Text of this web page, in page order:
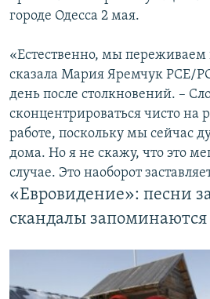
городе Одесса 2 мая.
«Естественно, мы
сказала Мария Яремчук РСЕ/
день после столкновений. –
сконцентрироваться чисто на
работе, поскольку мы сейчас
дома. Но я не скажу, что это
случае. Это наоборот
«Евровидение»: песни
скандалы запоминаются